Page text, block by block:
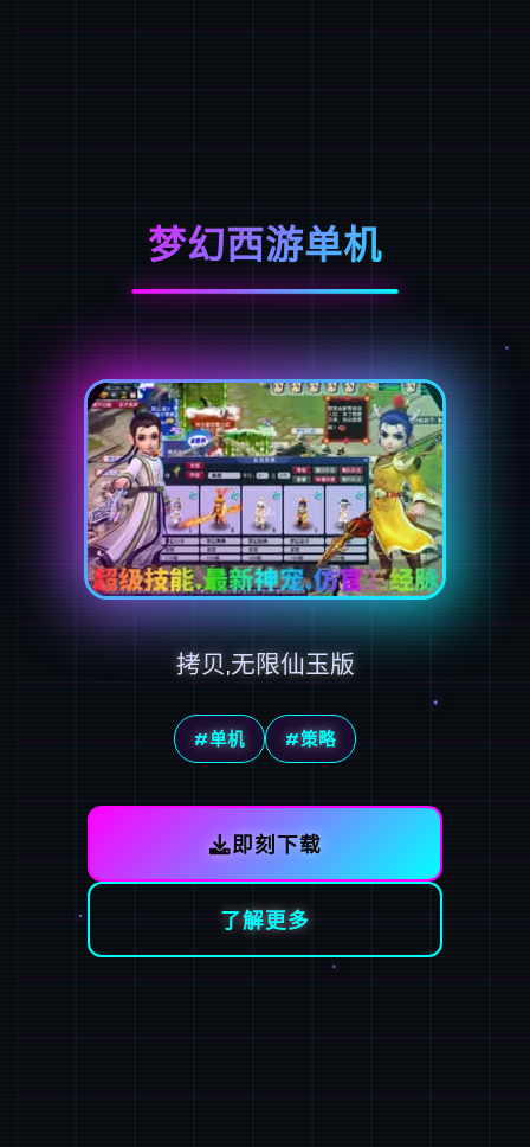
梦幻西游单机
拷贝,无限仙玉版
#单机 #策略
即刻下载
了解更多